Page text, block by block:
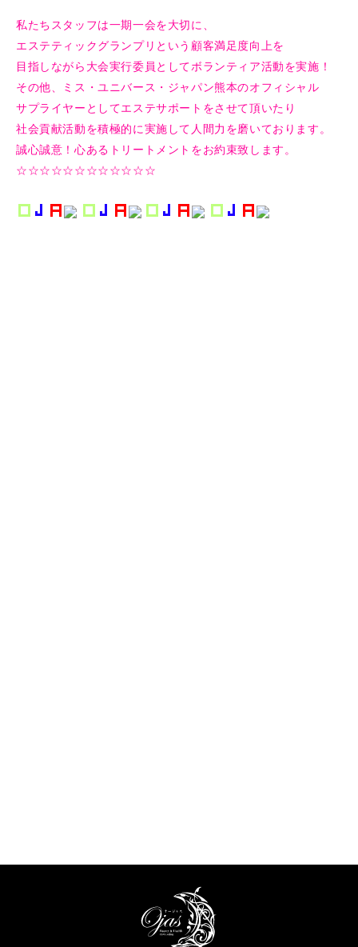
私たちスタッフは一期一会を大切に、
エステティックグランプリという顧客満足度向上を
目指しながら大会実行委員としてボランティア活動を実施！
その他、ミス・ユニバース・ジャパン熊本のオフィシャル
サプライヤーとしてエステサポートをさせて頂いたり
社会貢献活動を積極的に実施して人間力を磨いております。
誠心誠意！心あるトリートメントをお約束致します。
☆☆☆☆☆☆☆☆☆☆☆☆